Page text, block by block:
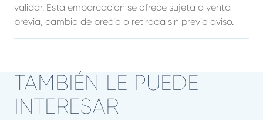
validar. Esta embarcación se ofrece sujeta a venta
previa, cambio de precio o retirada sin previo aviso.
TAMBIÉN LE PUEDE
INTERESAR